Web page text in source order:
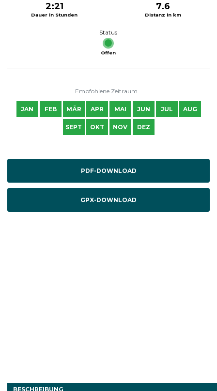
2:21
Dauer in Stunden
7.6
Distanz in km
Status
Offen
Empfohlene Zeitraum
JAN FEB MÄR APR MAI JUN JUL AUG
SEPT OKT NOV DEZ
PDF-DOWNLOAD
GPX-DOWNLOAD
BESCHREIBUNG